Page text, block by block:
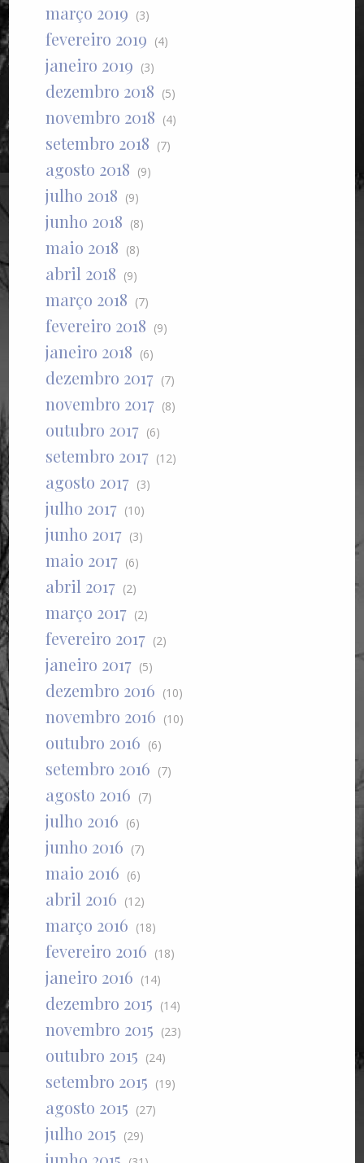
março 2019 (3)
fevereiro 2019 (4)
janeiro 2019 (3)
dezembro 2018 (5)
novembro 2018 (4)
setembro 2018 (7)
agosto 2018 (9)
julho 2018 (9)
junho 2018 (8)
maio 2018 (8)
abril 2018 (9)
março 2018 (7)
fevereiro 2018 (9)
janeiro 2018 (6)
dezembro 2017 (7)
novembro 2017 (8)
outubro 2017 (6)
setembro 2017 (12)
agosto 2017 (3)
julho 2017 (10)
junho 2017 (3)
maio 2017 (6)
abril 2017 (2)
março 2017 (2)
fevereiro 2017 (2)
janeiro 2017 (5)
dezembro 2016 (10)
novembro 2016 (10)
outubro 2016 (6)
setembro 2016 (7)
agosto 2016 (7)
julho 2016 (6)
junho 2016 (7)
maio 2016 (6)
abril 2016 (12)
março 2016 (18)
fevereiro 2016 (18)
janeiro 2016 (14)
dezembro 2015 (14)
novembro 2015 (23)
outubro 2015 (24)
setembro 2015 (19)
agosto 2015 (27)
julho 2015 (29)